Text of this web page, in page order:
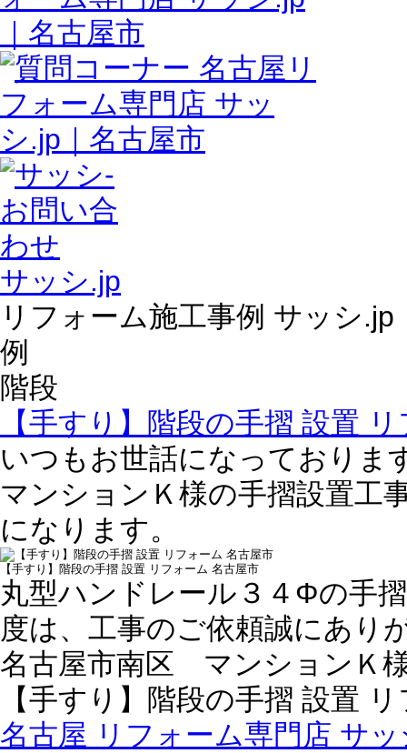
サッシ.jp
リフォーム施工事例 サッシ
例
階段
【手すり】階段の手摺 設置
いつもお世話になっておりま
マンションＫ様の手摺設置工
になります。
【手すり】階段の手摺 設置 リフォーム 名古屋市
丸型ハンドレール３４Φの手
度は、工事のご依頼誠にあり
名古屋市南区 マンション
【手すり】階段の手摺 設置
名古屋 リフォーム専門店 サ